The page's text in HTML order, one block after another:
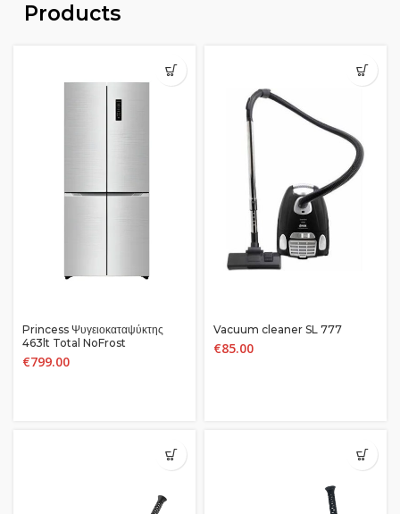
Products
Princess Ψυγειοκαταψύκτης
463lt Total NoFrost
Υ192xΠ83.5xΒ60εκ. Inox
4DE476PAR
€799.00
Vacuum cleaner SL 777
€85.00